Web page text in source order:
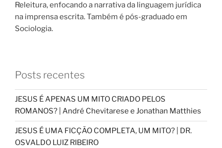
Releitura, enfocando a narrativa da linguagem jurídica
na imprensa escrita. Também é pós-graduado em
Sociologia.
Posts recentes
JESUS É APENAS UM MITO CRIADO PELOS
ROMANOS? | André Chevitarese e Jonathan Matthies
JESUS É UMA FICÇÃO COMPLETA, UM MITO? | DR.
OSVALDO LUIZ RIBEIRO